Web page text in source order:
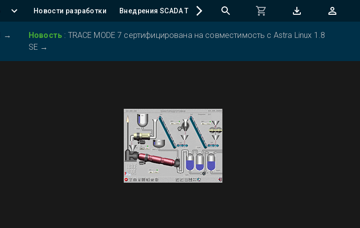
Новости разработки Внедрения SCADA TRACE MODE Регистрация программ
→ Новость : TRACE MODE 7 сертифицирована на совместимость с Astra Linux 1.8
SE →